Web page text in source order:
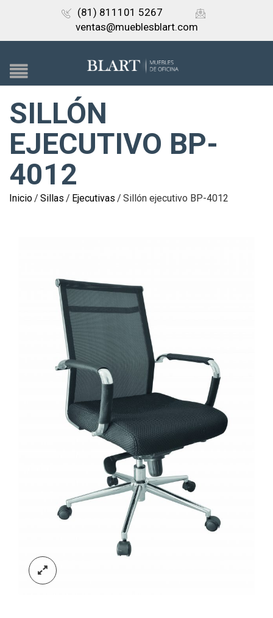
(81) 811101 5267
ventas@mueblesblart.com
SILLÓN
EJECUTIVO BP-
4012
Inicio/ Sillas / Ejecutivas / Sillón ejecutivo BP-4012